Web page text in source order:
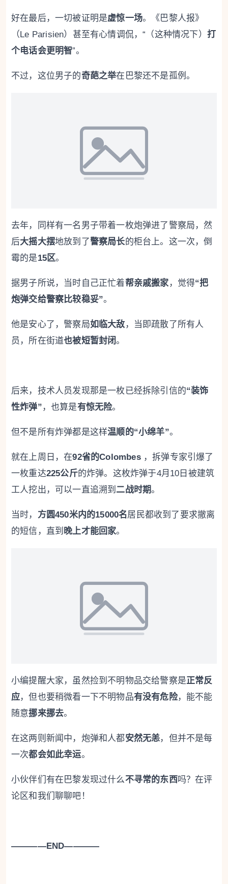
好在最后，一切被证明是虚惊一场。《巴黎人报》
（Le Parisien）甚至有心情调侃，“（这种情况下） 打
个电话会更明智”。
不过，这位男子的奇葩之举在巴黎还不是孤例。
去年，同样有一名男子带着一枚炮弹进了警察局，然
后大摇大摆地放到了警察局长的柜台上。这一次，倒
霉的是15区。
据男子所说，当时自己正忙着帮亲戚搬家 ，觉得“把
炮弹交给警察比较稳妥”。
他是安心了，警察局如临大敌 ，当即疏散了所有人
员，所在街道也被短暂封闭。
后来，技术人员发现那是一枚已经拆除引信的“装饰
性炸弹” ，也算是有惊无险。
但不是所有炸弹都是这样温顺的“小绵羊”。
就在上周日，在92省的Colombes，拆弹专家引爆了
一枚重达225公斤的炸弹。这枚炸弹于4月10日被建筑
工人挖出，可以一直追溯到 二战时期。
当时， 方圆450米内的15000名居民都收到了要求撤离
的短信，直到 晚上才能回家。
小编提醒大家，虽然捡到不明物品交给警察是正常反
应，但也要稍微看一下不明物品有没有危险，能不能
随意挪来挪去。
在这两则新闻中，炮弹和人都安然无恙，但并不是每
一次都会如此幸运。
小伙伴们有在巴黎发现过什么不寻常的东西吗？在评
论区和我们聊聊吧！
————END————